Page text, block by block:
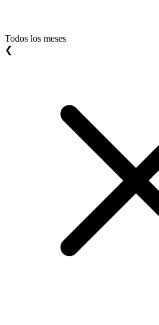
Todos los meses
❮